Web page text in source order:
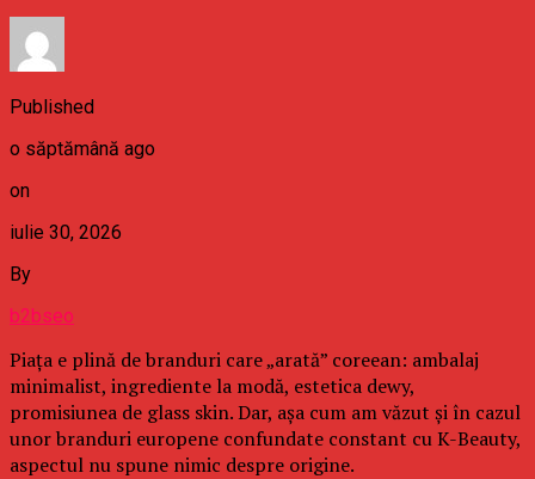
Published
o săptămână ago
on
iulie 30, 2026
By
b2bseo
Piața e plină de branduri care „arată” coreean: ambalaj
minimalist, ingrediente la modă, estetica dewy,
promisiunea de glass skin. Dar, așa cum am văzut și în cazul
unor branduri europene confundate constant cu K-Beauty,
aspectul nu spune nimic despre origine.